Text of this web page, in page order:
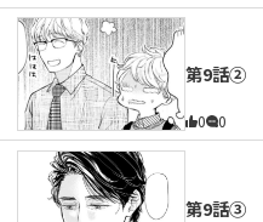
第9話②
0 0
第9話③